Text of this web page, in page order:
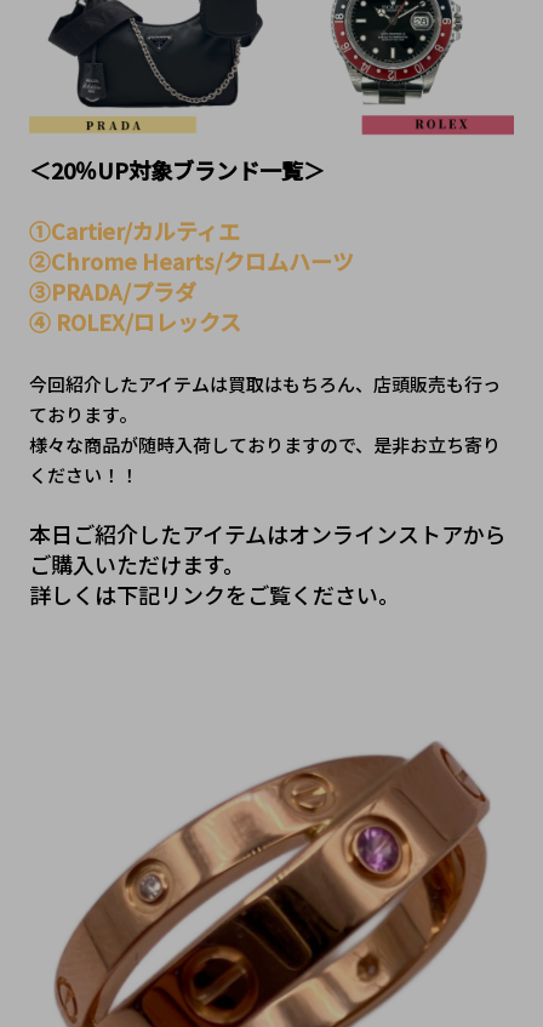
＜20％UP対象ブランド一覧＞
①Cartier/カルティエ
②Chrome Hearts/クロムハーツ
③PRADA/プラダ
④ ROLEX/ロレックス
今回紹介したアイテムは買取はもちろん、店頭販売も行っ
ております。
様々な商品が随時入荷しておりますので、是非お立ち寄り
ください！！
本日ご紹介したアイテムはオンラインストアから
ご購入いただけます。
詳しくは下記リンクをご覧ください。